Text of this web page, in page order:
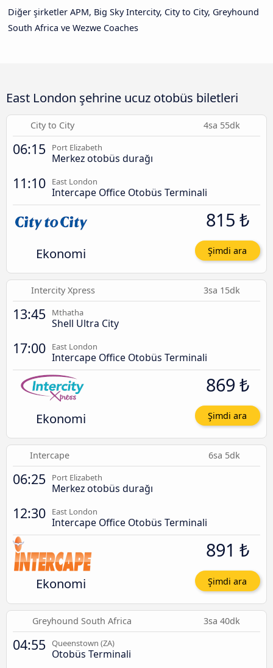
Diğer şirketler APM, Big Sky Intercity, City to City, Greyhound
South Africa ve Wezwe Coaches
East London şehrine ucuz otobüs biletleri
City to City 4sa 55dk
06:15 Port Elizabeth
Merkez otobüs durağı
11:10 East London
Intercape Office Otobüs Terminali
Ekonomi
815 ₺
Şimdi ara
Intercity Xpress 3sa 15dk
13:45 Mthatha
Shell Ultra City
17:00 East London
Intercape Office Otobüs Terminali
Ekonomi
869 ₺
Şimdi ara
Intercape 6sa 5dk
06:25 Port Elizabeth
Merkez otobüs durağı
12:30 East London
Intercape Office Otobüs Terminali
Ekonomi
891 ₺
Şimdi ara
Greyhound South Africa 3sa 40dk
04:55 Queenstown (ZA)
Otobüs Terminali